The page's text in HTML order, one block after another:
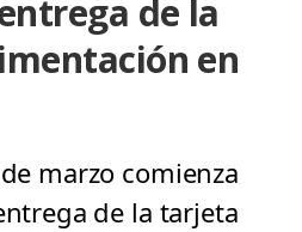
de la
en
marzo comienza
de la tarjeta